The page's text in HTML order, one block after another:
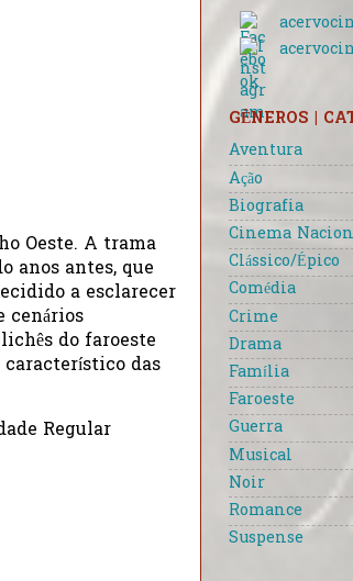
Oeste. A trama
anos antes, que
a esclarecer
cenários
do faroeste
das
Regular
GÊNEROS |
Aventura
Ação
Biografia
Cinema
Clássico/Épico
Comédia
Crime
Drama
Família
Faroeste
Guerra
Musical
Noir
Romance
Suspense